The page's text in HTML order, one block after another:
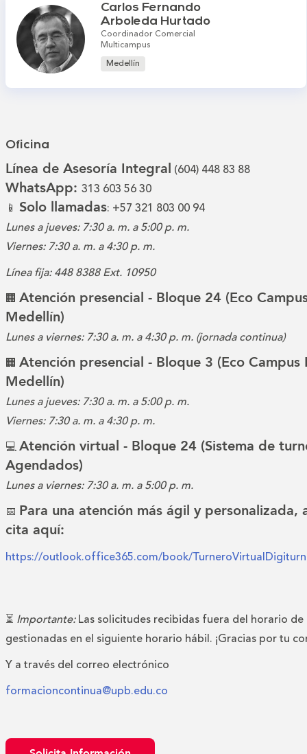
Carlos Fernando
Arboleda Hurtado
Coordinador Comercial
Multicampus
Medellín
Oficina
Línea de Asesoría Integral (604) 448 83 88
WhatsApp: 313 603 56 30
📱 Solo llamadas: +57 321 803 00 94
Lunes a jueves: 7:30 a. m. a 5:00 p. m.
Viernes: 7:30 a. m. a 4:30 p. m.
Línea fija: 448 8388 Ext. 10950
🏢 Atención presencial - Bloque 24 (Eco
Medellín)
Lunes a viernes: 7:30 a. m. a 4:30 p. m. (jornada continua)
🏢 Atención presencial - Bloque 3 (Eco Campus
Medellín)
Lunes a jueves: 7:30 a. m. a 5:00 p. m.
Viernes: 7:30 a. m. a 4:30 p. m.
💻Atención virtual - Bloque 24 (Sistema de
Agendados)
Lunes a viernes: 7:30 a. m. a 5:00 p. m.
📅 Para una atención más ágil y personalizada,
cita aquí:
https://outlook.office365.com/book/
⏳ Importante:Las solicitudes recibidas fuera del horario de
gestionadas en el siguiente horario hábil. ¡Gracias por tu
Y a través del correo electrónico
formacioncontinua@upb.edu.co